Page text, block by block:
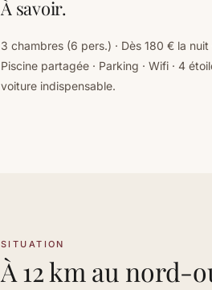
À savoir.
3 chambres (6 pers.) · Dès 180 € la nuit
Piscine partagée · Parking · Wifi · 4
voiture indispensable.
SITUATION
À 12 km au nord-